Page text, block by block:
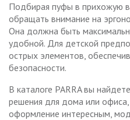
Подбирая пуфы в прихожую
обращать внимание на
Она должна быть
удобной. Для детской
острых элементов,
безопасности.
В каталоге PARRA вы
решения для дома или
оформление интересным,